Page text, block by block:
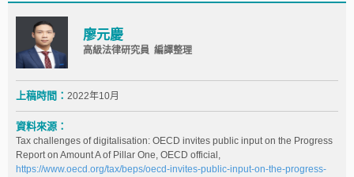
廖元慶
高級法律研究員 編譯整理
上稿時間： 2022年10月
資料來源：
Tax challenges of digitalisation: OECD invites public input on the Progress
Report on Amount A of Pillar One, OECD official,
https://www.oecd.org/tax/beps/oecd-invites-public-input-on-the-progress-